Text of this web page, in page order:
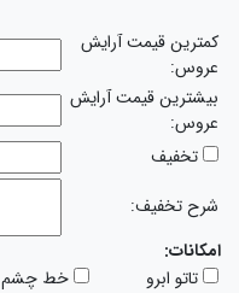
کمترین قیمت آرایش
عروس:
بیشترین قیمت آرایش
عروس:
تخفیف
شرح تخفیف:
امکانات:
تاتو ابرو
خط چشم